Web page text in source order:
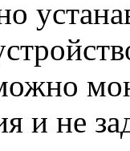
и не